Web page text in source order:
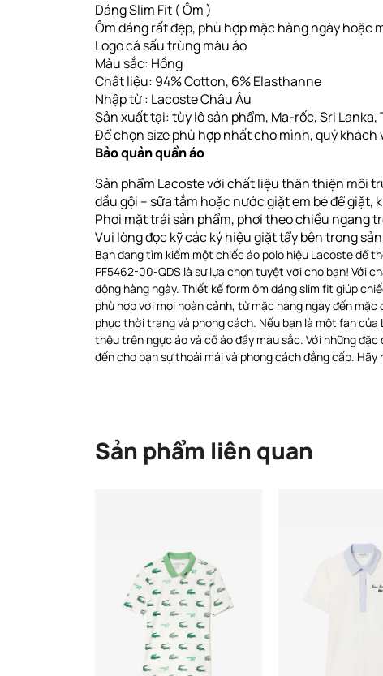
Dáng Slim Fit ( Ôm )
Ôm dáng rất đẹp, phù hợp mặc hàng ngày hoặc
Logo cá sấu trùng màu áo
Màu sắc: Hồng
Chất liệu: 94% Cotton, 6% Elasthanne
Nhập từ : Lacoste Châu Âu
Sản xuất tại: tùy lô sản phẩm, Ma-rốc, Sri Lanka,
Để chọn size phù hợp nhất cho mình, quý
Bảo quản quần áo
Sản phẩm Lacoste với chất liệu thân thiện môi
dầu gội – sữa tắm hoặc nước giặt em bé để
Phơi mặt trái sản phẩm, phơi theo chiều ngang
Vui lòng đọc kỹ các ký hiệu giặt tẩy bên trong
Bạn đang tìm kiếm một chiếc áo polo hiệu Lacoste để
PF5462-00-QDS là sự lựa chọn tuyệt vời cho bạn! Với
động hàng ngày. Thiết kế form ôm dáng slim fit giúp
phù hợp với mọi hoàn cảnh, từ mặc hàng ngày đến
phục thời trang và phong cách. Nếu bạn là một fan
thêu trên ngực áo và cổ áo đầy màu sắc. Với những
đến cho bạn sự thoải mái và phong cách đẳng cấp.
Sản phẩm liên quan